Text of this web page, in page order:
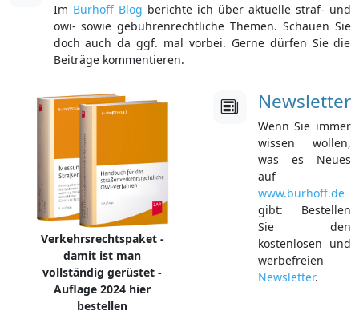
Im Burhoff Blog berichte ich über aktuelle straf- und
owi- sowie gebührenrechtliche Themen. Schauen Sie
doch auch da ggf. mal vorbei. Gerne dürfen Sie die
Beiträge kommentieren.
Verkehrsrechtspaket -
damit ist man
vollständig gerüstet -
Auflage 2024 hier
bestellen
Newsletter
Wenn Sie immer
wissen wollen,
was es Neues
auf
www.burhoff.de
gibt: Bestellen
Sie den
kostenlosen und
werbefreien
Newsletter.